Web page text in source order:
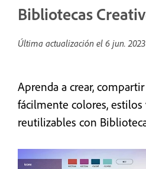
Bibliotecas
Última actualización el 6 jun. 2023
Aprenda a crear,
fácilmente colores,
reutilizables con